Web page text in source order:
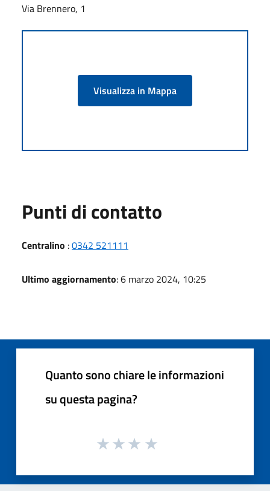
Via Brennero, 1
Visualizza in Mappa
Punti di contatto
Centralino :0342 521111
Ultimo aggiornamento: 6 marzo 2024, 10:25
Quanto sono chiare le informazioni
su questa pagina?